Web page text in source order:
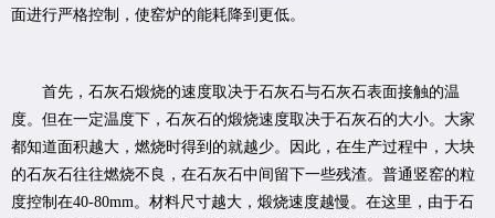
面进行严格控制，使窑炉的能耗降到更低。
首先，石灰石煅烧的速度取决于石灰石与石灰石表面接触的温
度。但在一定温度下，石灰石的煅烧速度取决于石灰石的大小。大家
都知道面积越大，燃烧时得到的就越少。因此，在生产过程中，大块
的石灰石往往燃烧不良，在石灰石中间留下一些残渣。普通竖窑的粒
度控制在40-80mm。材料尺寸越大，煅烧速度越慢。在这里，由于石